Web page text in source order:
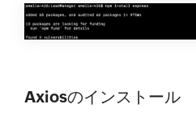
Axiosのインストール